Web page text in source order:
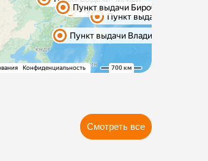
Смотреть все